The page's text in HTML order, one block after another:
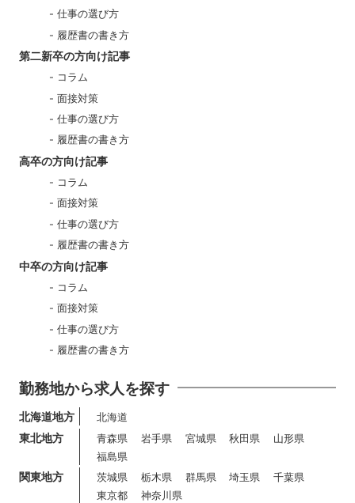
仕事の選び方
履歴書の書き方
第二新卒の方向け記事
コラム
面接対策
仕事の選び方
履歴書の書き方
高卒の方向け記事
コラム
面接対策
仕事の選び方
履歴書の書き方
中卒の方向け記事
コラム
面接対策
仕事の選び方
履歴書の書き方
勤務地から求人を探す
北海道地方 北海道
東北地方 青森県 岩手県 宮城県 秋田県
山形県
福島県
関東地方 茨城県 栃木県 群馬県 埼玉県
千葉県
東京都
神奈川県